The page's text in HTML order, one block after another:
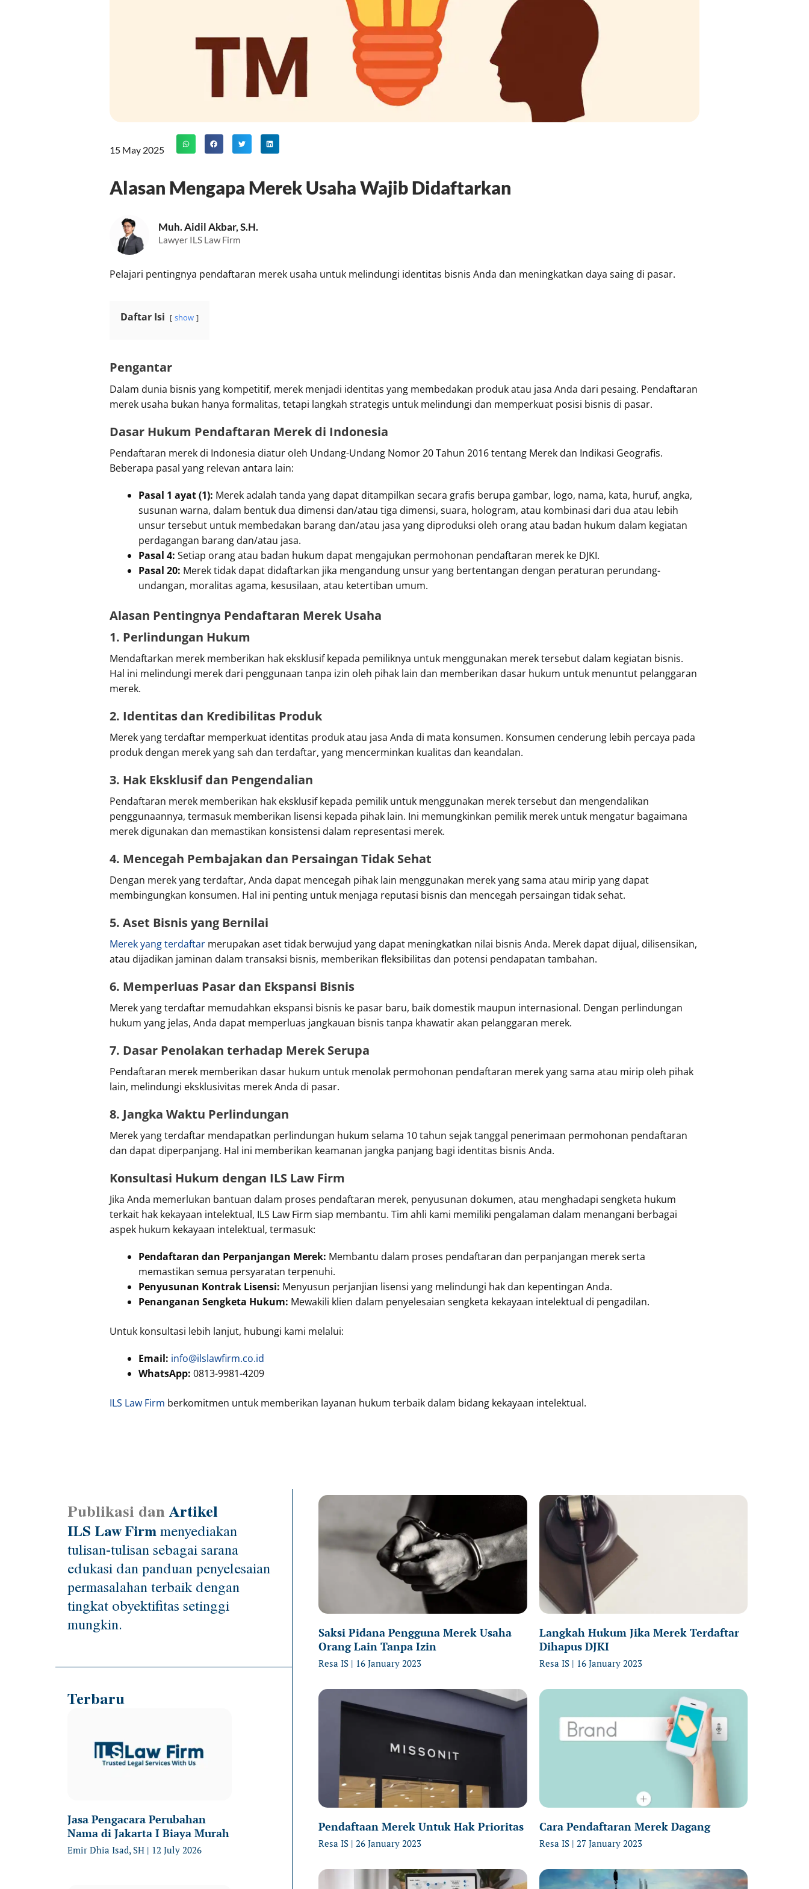
15 May 2025
Alasan Mengapa Merek Usaha Wajib Didaftarkan
Muh. Aidil Akbar, S.H.
Lawyer ILS Law Firm
Pelajari pentingnya pendaftaran merek usaha untuk melindungi identitas bisnis Anda dan meningkatkan daya saing di pasar.
Daftar Isi show
Pengantar
Dalam dunia bisnis yang kompetitif, merek menjadi identitas yang membedakan produk atau jasa Anda dari pesaing. Pendaftaran
merek usaha bukan hanya formalitas, tetapi langkah strategis untuk melindungi dan memperkuat posisi bisnis di pasar.
Dasar Hukum Pendaftaran Merek di Indonesia
Pendaftaran merek di Indonesia diatur oleh Undang-Undang Nomor 20 Tahun 2016 tentang Merek dan Indikasi Geografis.
Beberapa pasal yang relevan antara lain:
Pasal 1 ayat (1): Merek adalah tanda yang dapat ditampilkan secara grafis berupa gambar, logo, nama, kata, huruf, angka,
susunan warna, dalam bentuk dua dimensi dan/atau tiga dimensi, suara, hologram, atau kombinasi dari dua atau lebih
unsur tersebut untuk membedakan barang dan/atau jasa yang diproduksi oleh orang atau badan hukum dalam kegiatan
perdagangan barang dan/atau jasa.
Pasal 4: Setiap orang atau badan hukum dapat mengajukan permohonan pendaftaran merek ke DJKI.
Pasal 20: Merek tidak dapat didaftarkan jika mengandung unsur yang bertentangan dengan peraturan perundang-
undangan, moralitas agama, kesusilaan, atau ketertiban umum.
Alasan Pentingnya Pendaftaran Merek Usaha
1. Perlindungan Hukum
Mendaftarkan merek memberikan hak eksklusif kepada pemiliknya untuk menggunakan merek tersebut dalam kegiatan bisnis.
Hal ini melindungi merek dari penggunaan tanpa izin oleh pihak lain dan memberikan dasar hukum untuk menuntut pelanggaran
merek.
2. Identitas dan Kredibilitas Produk
Merek yang terdaftar memperkuat identitas produk atau jasa Anda di mata konsumen. Konsumen cenderung lebih percaya pada
produk dengan merek yang sah dan terdaftar, yang mencerminkan kualitas dan keandalan.
3. Hak Eksklusif dan Pengendalian
Pendaftaran merek memberikan hak eksklusif kepada pemilik untuk menggunakan merek tersebut dan mengendalikan
penggunaannya, termasuk memberikan lisensi kepada pihak lain. Ini memungkinkan pemilik merek untuk mengatur bagaimana
merek digunakan dan memastikan konsistensi dalam representasi merek.
4. Mencegah Pembajakan dan Persaingan Tidak Sehat
Dengan merek yang terdaftar, Anda dapat mencegah pihak lain menggunakan merek yang sama atau mirip yang dapat
membingungkan konsumen. Hal ini penting untuk menjaga reputasi bisnis dan mencegah persaingan tidak sehat.
5. Aset Bisnis yang Bernilai
Merek yang terdaftar merupakan aset tidak berwujud yang dapat meningkatkan nilai bisnis Anda. Merek dapat dijual, dilisensikan,
atau dijadikan jaminan dalam transaksi bisnis, memberikan fleksibilitas dan potensi pendapatan tambahan.
6. Memperluas Pasar dan Ekspansi Bisnis
Merek yang terdaftar memudahkan ekspansi bisnis ke pasar baru, baik domestik maupun internasional. Dengan perlindungan
hukum yang jelas, Anda dapat memperluas jangkauan bisnis tanpa khawatir akan pelanggaran merek.
7. Dasar Penolakan terhadap Merek Serupa
Pendaftaran merek memberikan dasar hukum untuk menolak permohonan pendaftaran merek yang sama atau mirip oleh pihak
lain, melindungi eksklusivitas merek Anda di pasar.
8. Jangka Waktu Perlindungan
Merek yang terdaftar mendapatkan perlindungan hukum selama 10 tahun sejak tanggal penerimaan permohonan pendaftaran
dan dapat diperpanjang. Hal ini memberikan keamanan jangka panjang bagi identitas bisnis Anda.
Konsultasi Hukum dengan ILS Law Firm
Jika Anda memerlukan bantuan dalam proses pendaftaran merek, penyusunan dokumen, atau menghadapi sengketa hukum
terkait hak kekayaan intelektual, ILS Law Firm siap membantu. Tim ahli kami memiliki pengalaman dalam menangani berbagai
aspek hukum kekayaan intelektual, termasuk:
Pendaftaran dan Perpanjangan Merek: Membantu dalam proses pendaftaran dan perpanjangan merek serta
memastikan semua persyaratan terpenuhi.
Penyusunan Kontrak Lisensi: Menyusun perjanjian lisensi yang melindungi hak dan kepentingan Anda.
Penanganan Sengketa Hukum: Mewakili klien dalam penyelesaian sengketa kekayaan intelektual di pengadilan.
Untuk konsultasi lebih lanjut, hubungi kami melalui:
Email: info@ilslawfirm.co.id
WhatsApp: 0813-9981-4209
ILS Law Firm berkomitmen untuk memberikan layanan hukum terbaik dalam bidang kekayaan intelektual.
Publikasi danArtikel
ILS Law Firmmenyediakan
tulisan-tulisan sebagai sarana
edukasi dan panduan penyelesaian
permasalahan terbaik dengan
tingkat obyektifitas setinggi
mungkin.
Terbaru
Jasa Pengacara Perubahan
Nama di Jakarta I Biaya Murah
Emir Dhia Isad, SH 12 July 2026
Saksi Pidana Pengguna Merek Usaha
Orang Lain Tanpa Izin
Resa IS 16 January 2023
Langkah Hukum Jika Merek Terdaftar
Dihapus DJKI
Resa IS 16 January 2023
Pendaftaan Merek Untuk Hak Prioritas
Resa IS 26 January 2023
Cara Pendaftaran Merek Dagang
Resa IS 27 January 2023
Page Page PagePage